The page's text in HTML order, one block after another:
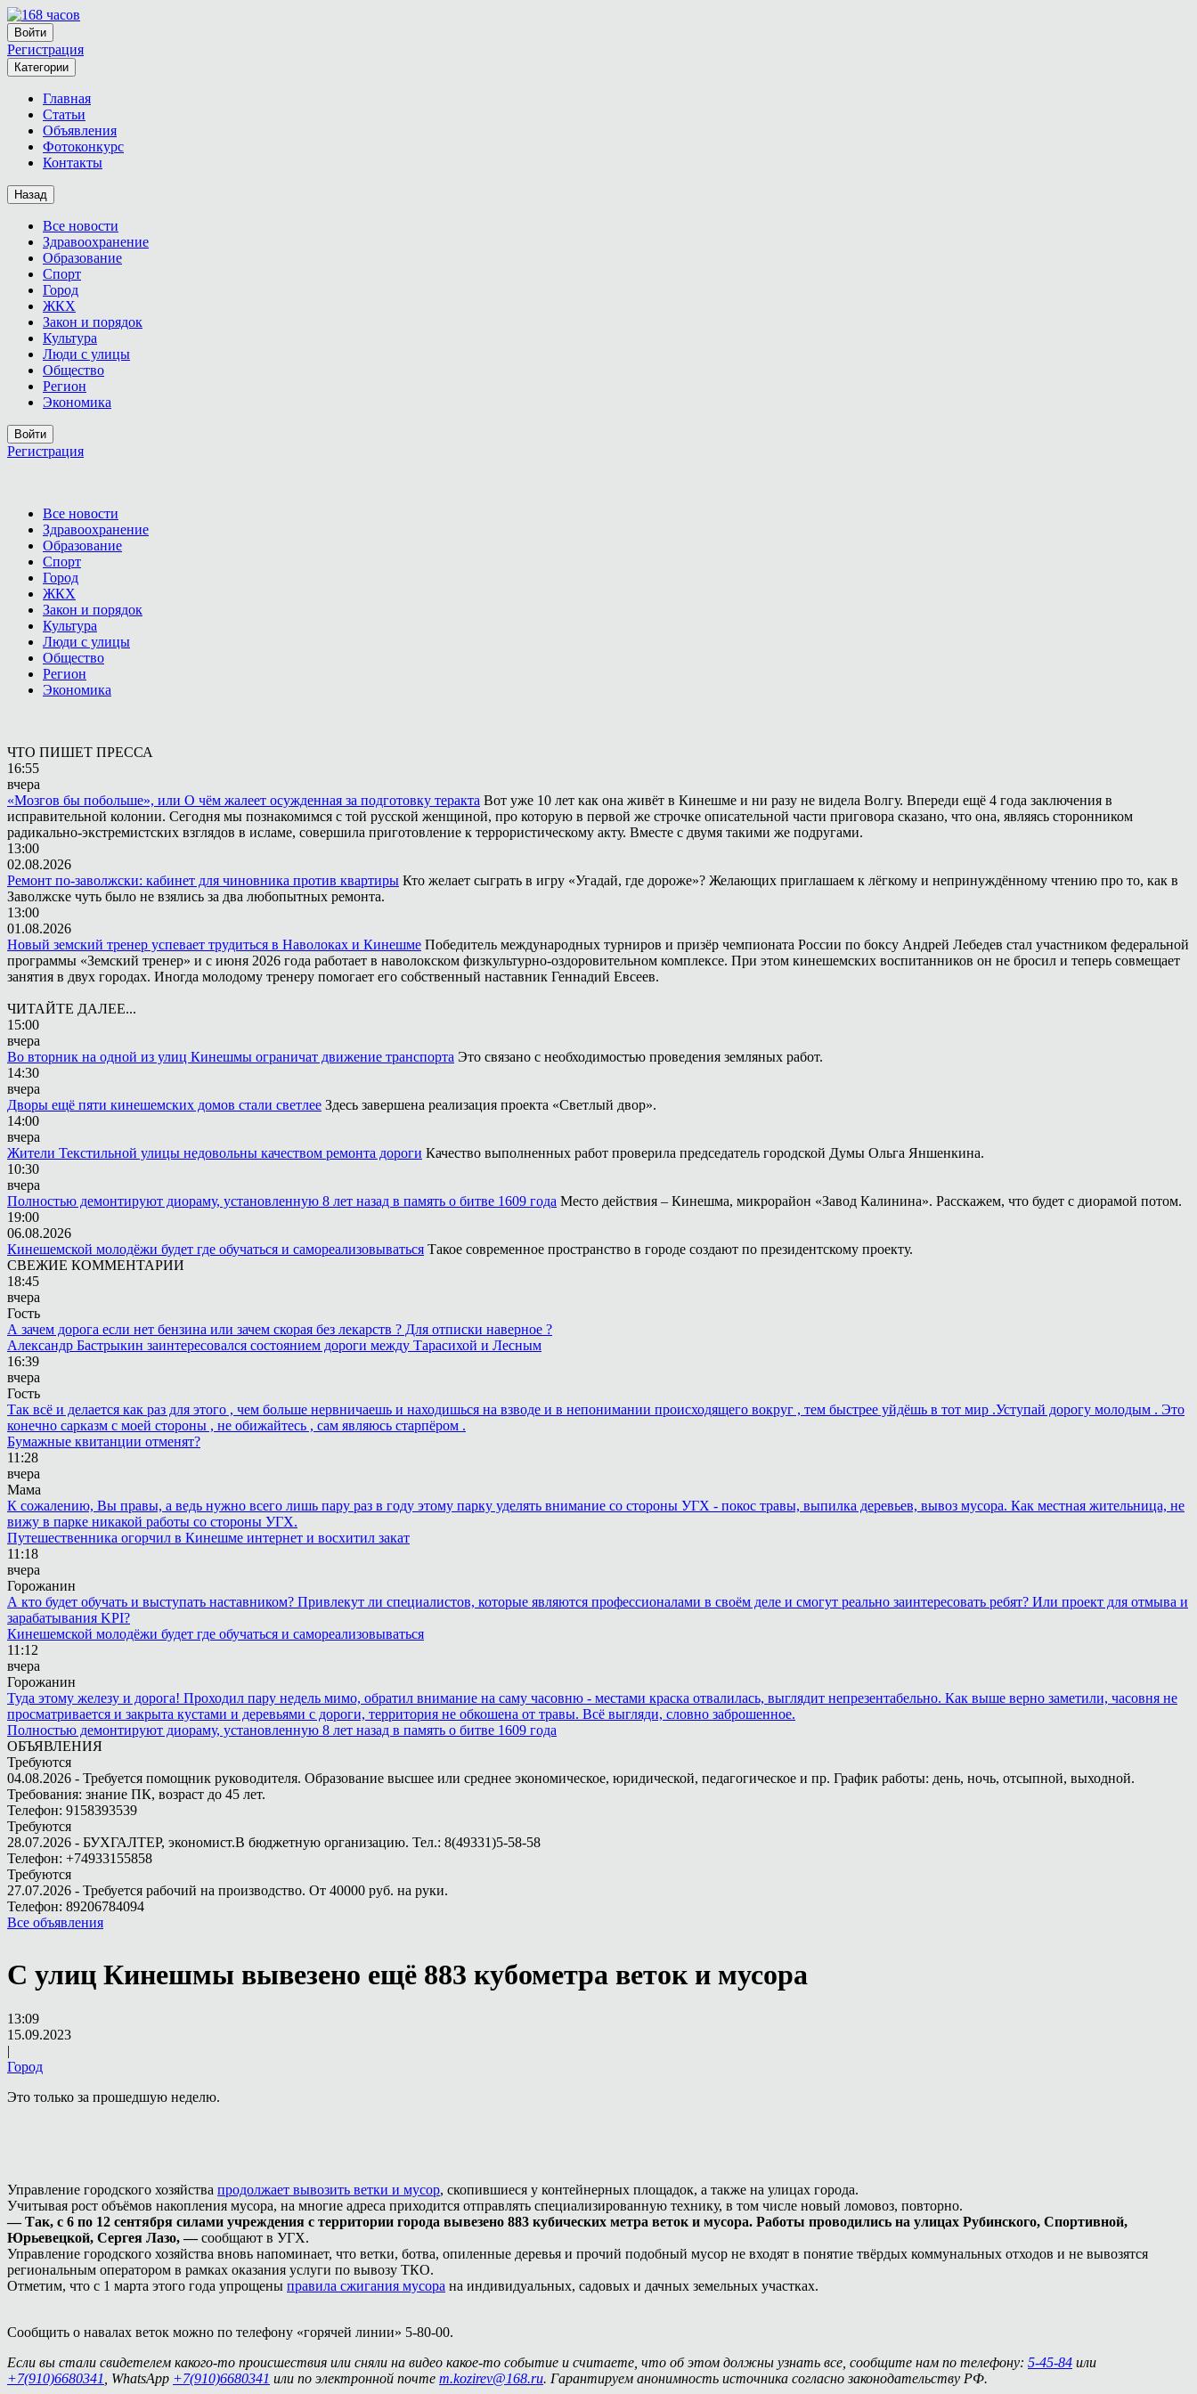
Войти
Регистрация
Категории
Главная
Статьи
Объявления
Фотоконкурс
Контакты
Назад
Все новости
Здравоохранение
Образование
Спорт
Город
ЖКХ
Закон и порядок
Культура
Люди с улицы
Общество
Регион
Экономика
Войти
Регистрация
Все новости
Здравоохранение
Образование
Спорт
Город
ЖКХ
Закон и порядок
Культура
Люди с улицы
Общество
Регион
Экономика
ЧТО ПИШЕТ ПРЕССА
16:55
вчера
«Мозгов бы побольше», или О чём жалеет осужденная за подготовку теракта Вот уже 10 лет как она живёт в Кинешме и ни разу не видела Волгу. Впереди ещё 4 года заключения в
исправительной колонии. Сегодня мы познакомимся с той русской женщиной, про которую в первой же строчке описательной части приговора сказано, что она, являясь сторонником
радикально-экстремистских взглядов в исламе, совершила приготовление к террористическому акту. Вместе с двумя такими же подругами.
13:00
02.08.2026
Ремонт по-заволжски: кабинет для чиновника против квартиры Кто желает сыграть в игру «Угадай, где дороже»? Желающих приглашаем к лёгкому и непринуждённому чтению про то, как в
Заволжске чуть было не взялись за два любопытных ремонта.
13:00
01.08.2026
Новый земский тренер успевает трудиться в Наволоках и Кинешме Победитель международных турниров и призёр чемпионата России по боксу Андрей Лебедев стал участником федеральной
программы «Земский тренер» и с июня 2026 года работает в наволокском физкультурно-оздоровительном комплексе. При этом кинешемских воспитанников он не бросил и теперь совмещает
занятия в двух городах. Иногда молодому тренеру помогает его собственный наставник Геннадий Евсеев.
ЧИТАЙТЕ ДАЛЕЕ...
15:00
вчера
Во вторник на одной из улиц Кинешмы ограничат движение транспорта Это связано с необходимостью проведения земляных работ.
14:30
вчера
Дворы ещё пяти кинешемских домов стали светлее Здесь завершена реализация проекта «Светлый двор».
14:00
вчера
Жители Текстильной улицы недовольны качеством ремонта дороги Качество выполненных работ проверила председатель городской Думы Ольга Яншенкина.
10:30
вчера
Полностью демонтируют диораму, установленную 8 лет назад в память о битве 1609 года Место действия – Кинешма, микрорайон «Завод Калинина». Расскажем, что будет с диорамой потом.
19:00
06.08.2026
Кинешемской молодёжи будет где обучаться и самореализовываться Такое современное пространство в городе создают по президентскому проекту.
СВЕЖИЕ КОММЕНТАРИИ
18:45
вчера
Гость
А зачем дорога если нет бензина или зачем скорая без лекарств ? Для отписки наверное ?
Александр Бастрыкин заинтересовался состоянием дороги между Тарасихой и Лесным
16:39
вчера
Гость
Так всё и делается как раз для этого , чем больше нервничаешь и находишься на взводе и в непонимании происходящего вокруг , тем быстрее уйдёшь в тот мир .Уступай дорогу молодым . Это
конечно сарказм с моей стороны , не обижайтесь , сам являюсь старпёром .
Бумажные квитанции отменят?
11:28
вчера
Мама
К сожалению, Вы правы, а ведь нужно всего лишь пару раз в году этому парку уделять внимание со стороны УГХ - покос травы, выпилка деревьев, вывоз мусора. Как местная жительница, не
вижу в парке никакой работы со стороны УГХ.
Путешественника огорчил в Кинешме интернет и восхитил закат
11:18
вчера
Горожанин
А кто будет обучать и выступать наставником? Привлекут ли специалистов, которые являются профессионалами в своём деле и смогут реально заинтересовать ребят? Или проект для отмыва и
зарабатывания KPI?
Кинешемской молодёжи будет где обучаться и самореализовываться
11:12
вчера
Горожанин
Туда этому железу и дорога! Проходил пару недель мимо, обратил внимание на саму часовню - местами краска отвалилась, выглядит непрезентабельно. Как выше верно заметили, часовня не
просматривается и закрыта кустами и деревьями с дороги, территория не обкошена от травы. Всё выгляди, словно заброшенное.
Полностью демонтируют диораму, установленную 8 лет назад в память о битве 1609 года
ОБЪЯВЛЕНИЯ
Требуются
04.08.2026 - Требуется помощник руководителя. Образование высшее или среднее экономическое, юридической, педагогическое и пр. График работы: день, ночь, отсыпной, выходной.
Требования: знание ПК, возраст до 45 лет.
Телефон: 9158393539
Требуются
28.07.2026 - БУХГАЛТЕР, экономист.В бюджетную организацию. Тел.: 8(49331)5-58-58
Телефон: +74933155858
Требуются
27.07.2026 - Требуется рабочий на производство. От 40000 руб. на руки.
Телефон: 89206784094
Все объявления
С улиц Кинешмы вывезено ещё 883 кубометра веток и мусора
13:09
15.09.2023
|
Город
Это только за прошедшую неделю.
Управление городского хозяйства продолжает вывозить ветки и мусор, скопившиеся у контейнерных площадок, а также на улицах города.
Учитывая рост объёмов накопления мусора, на многие адреса приходится отправлять специализированную технику, в том числе новый ломовоз, повторно.
— Так, с 6 по 12 сентября силами учреждения с территории города вывезено 883 кубических метра веток и мусора. Работы проводились на улицах Рубинского, Спортивной,
Юрьевецкой, Сергея Лазо, —сообщают в УГХ.
Управление городского хозяйства вновь напоминает, что ветки, ботва, опиленные деревья и прочий подобный мусор не входят в понятие твёрдых коммунальных отходов и не вывозятся
региональным оператором в рамках оказания услуги по вывозу ТКО.
Отметим, что с 1 марта этого года упрощены правила сжигания мусора на индивидуальных, садовых и дачных земельных участках.
Сообщить о навалах веток можно по телефону «горячей линии» 5-80-00.
Если вы стали свидетелем какого-то происшествия или сняли на видео какое-то событие и считаете, что об этом должны узнать все, сообщите нам по телефону: 5-45-84 или
+7(910)6680341
, WhatsApp +7(910)6680341 или по электронной почте m.kozirev@168.ru. Гарантируем анонимность источника согласно законодательству РФ.